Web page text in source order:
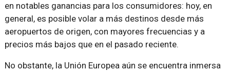
en notables ganancias para los consumidores: hoy, en
general, es posible volar a más destinos desde más
aeropuertos de origen, con mayores frecuencias y a
precios más bajos que en el pasado reciente.
No obstante, la Unión Europea aún se encuentra inmersa